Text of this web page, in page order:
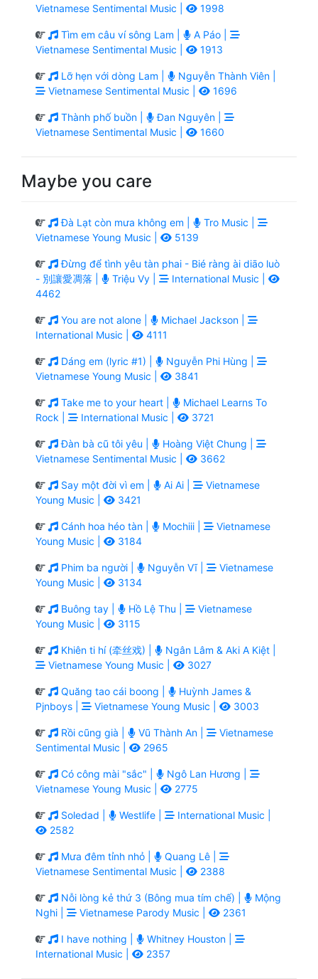
Vietnamese Sentimental Music |
1998
Tìm em câu ví sông Lam |
A Páo |
Vietnamese Sentimental Music |
1913
Lỡ hẹn với dòng Lam |
Nguyễn Thành Viên |
Vietnamese Sentimental Music |
1696
Thành phố buồn |
Đan Nguyên |
Vietnamese Sentimental Music |
1660
Maybe you care
Đà Lạt còn mưa không em |
Tro Music |
Vietnamese Young Music |
5139
Đừng để tình yêu tàn phai - Bié ràng ài diāo luò
- 別讓愛凋落 |
Triệu Vy |
International Music |
4462
You are not alone |
Michael Jackson |
International Music |
4111
Dáng em (lyric #1) |
Nguyễn Phi Hùng |
Vietnamese Young Music |
3841
Take me to your heart |
Michael Learns To
Rock |
International Music | 3721
Đàn bà cũ tôi yêu |
Hoàng Việt Chung |
Vietnamese Sentimental Music |
3662
Say một đời vì em | Ai Ai |
Vietnamese
Young Music |
3421
Cánh hoa héo tàn | Mochiii |
Vietnamese
Young Music |
3184
Phim ba người | Nguyễn Vĩ |
Vietnamese
Young Music |
3134
Buông tay | Hồ Lệ Thu |
Vietnamese
Young Music |
3115
Khiên ti hí (牵丝戏) |
Ngân Lâm & Aki A Kiệt |
Vietnamese Young Music |
3027
Quăng tao cái boong |
Huỳnh James &
Pjnboys |
Vietnamese Young Music | 3003
Rồi cũng già | Vũ Thành An |
Vietnamese
Sentimental Music |
2965
Có công mài "sắc" |
Ngô Lan Hương |
Vietnamese Young Music |
2775
Soledad | Westlife |
International Music |
2582
Mưa đêm tỉnh nhỏ |
Quang Lê |
Vietnamese Sentimental Music |
2388
Nỗi lòng kẻ thứ 3 (Bông mua tím chế) |
Mộng
Nghi |
Vietnamese Parody Music | 2361
I have nothing |
Whitney Houston |
International Music |
2357